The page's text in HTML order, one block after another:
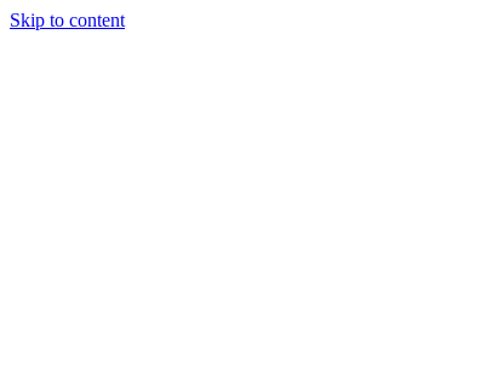
Skip to content